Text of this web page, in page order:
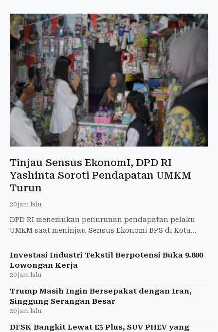
Tinjau Sensus EkonomI, DPD RI
Yashinta Soroti Pendapatan UMKM
Turun
20 jam lalu
DPD RI menemukan penurunan pendapatan pelaku
UMKM saat meninjau Sensus Ekonomi BPS di Kota
Investasi Industri Tekstil Berpotensi Buka 9.800
Lowongan Kerja
20 jam lalu
Trump Masih Ingin Bersepakat dengan Iran,
Singgung Serangan Besar
20 jam lalu
DFSK Bangkit Lewat E5 Plus, SUV PHEV yang